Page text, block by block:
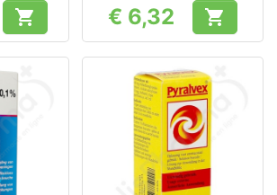
 Prijs
€ 6,32 